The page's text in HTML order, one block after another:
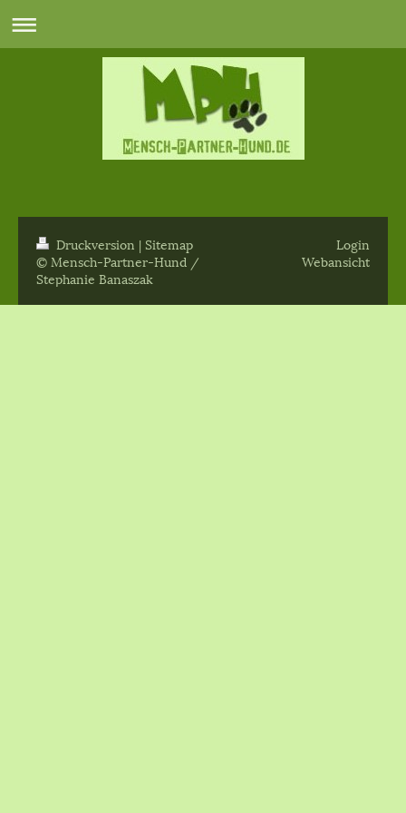
Druckversion | Sitemap
© Mensch-Partner-Hund /
Stephanie Banaszak
Login
Webansicht